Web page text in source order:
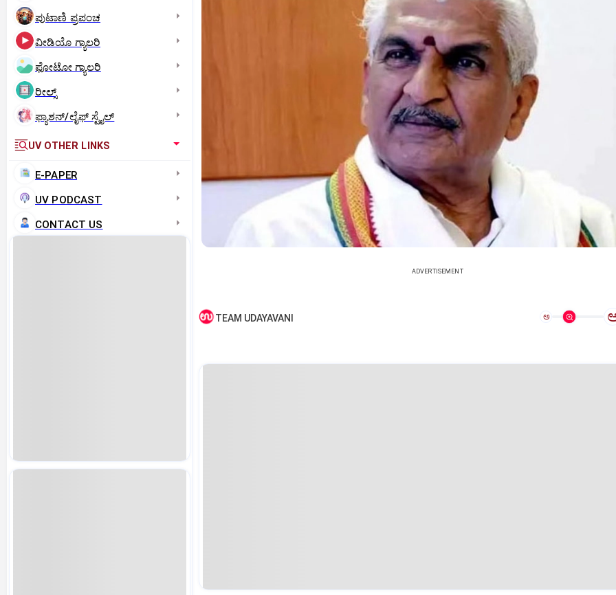
ಪುಟಾಣಿ ಪ್ರಪಂಚ
ವೀಡಿಯೊ ಗ್ಯಾಲರಿ
ಫೋಟೋ ಗ್ಯಾಲರಿ
ರೀಲ್ಸ್
ಫ್ಯಾಶನ್/ಲೈಫ್‌ ಸ್ಟೈಲ್
UV OTHER LINKS
E-PAPER
UV PODCAST
CONTACT US
ADVERTISEMENT
TEAM UDAYAVANI ಅ